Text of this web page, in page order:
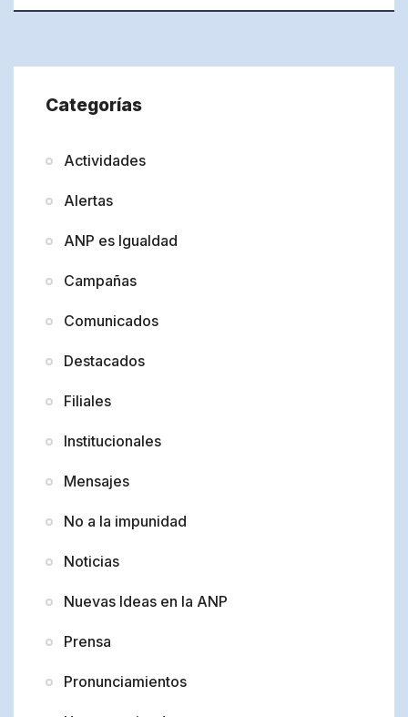
Categorías
Actividades
Alertas
ANP es Igualdad
Campañas
Comunicados
Destacados
Filiales
Institucionales
Mensajes
No a la impunidad
Noticias
Nuevas Ideas en la ANP
Prensa
Pronunciamientos